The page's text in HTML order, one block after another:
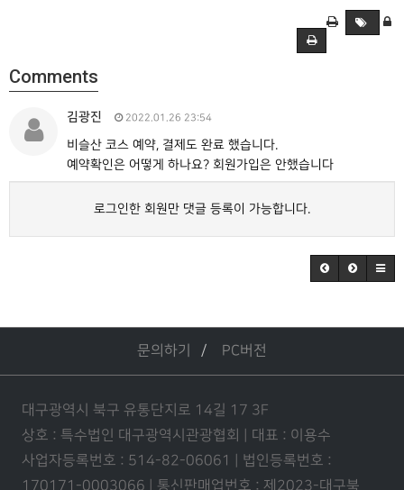
Comments
김광진 2022.01.26 23:54
비슬산 코스 예약, 결제도 완료 했습니다.
예약확인은 어떻게 하나요? 회원가입은 안했습니다
로그인한 회원만 댓글 등록이 가능합니다.
문의하기 PC버전
대구광역시 북구 유통단지로 14길 17 3F
상호 : 특수법인 대구광역시관광협회 | 대표 : 이용수
사업자등록번호 : 514-82-06061 | 법인등록번호 :
170171-0003066 | 통신판매업번호 : 제2023-대구북